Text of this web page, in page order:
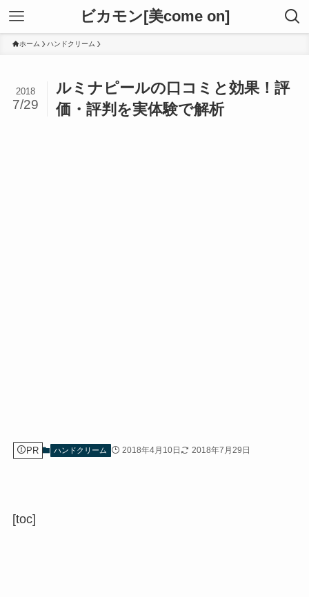
ビカモン[美come on]
ホーム ハンドクリーム
ルミナピールの口コミと効果！評
価・評判を実体験で解析
2018
7/29
PR ハンドクリーム 2018年4月10日 2018年7月29日
[toc]